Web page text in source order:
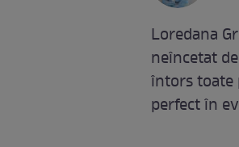
Loredana
neîncetat
întors toate
perfect în